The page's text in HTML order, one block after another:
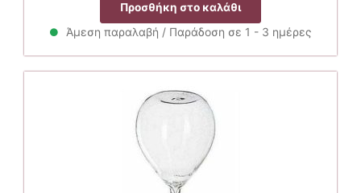
Προσθήκη στο καλάθι
Άμεση παραλαβή / Παράδοση σε 1 - 3 ημέρες